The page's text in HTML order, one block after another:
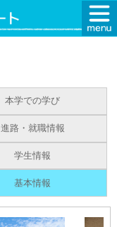
本学での学び
進路・就職情報
学生情報
基本情報